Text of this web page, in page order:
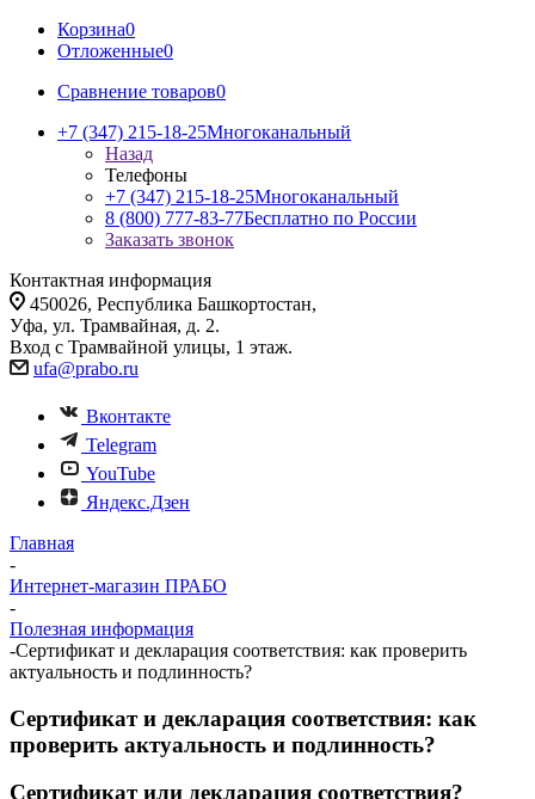
Корзина0
Отложенные0
Сравнение товаров0
+7 (347) 215-18-25Многоканальный
Назад
Телефоны
+7 (347) 215-18-25Многоканальный
8 (800) 777-83-77Бесплатно по России
Заказать звонок
Контактная информация
450026, Республика Башкортостан,
Уфа, ул. Трамвайная, д. 2.
Вход с Трамвайной улицы, 1 этаж.
ufa@prabo.ru
Вконтакте
Telegram
YouTube
Яндекс.Дзен
Главная
-
Интернет-магазин ПРАБО
-
Полезная информация
-Сертификат и декларация соответствия: как проверить
актуальность и подлинность?
Сертификат и декларация соответствия: как
проверить актуальность и подлинность?
Сертификат или декларация соответствия?